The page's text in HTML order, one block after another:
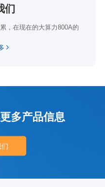
们
，在现在的大算力800A的
多产品信息